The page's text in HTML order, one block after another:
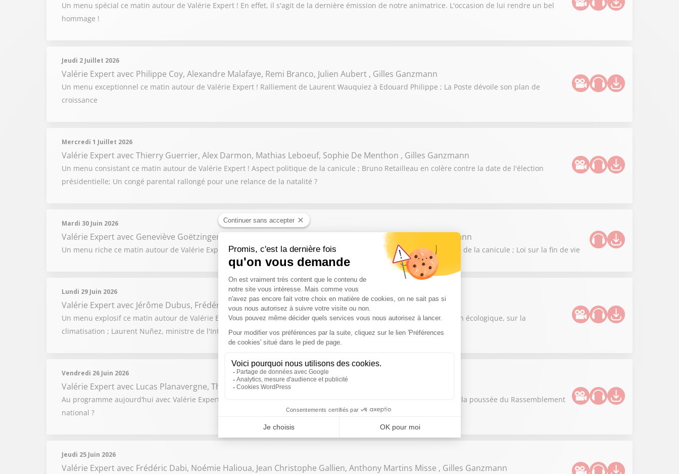
Un menu spécial ce matin autour de Valérie Expert ! En effet, il s'agit de la dernière émission de notre animatrice. L'occasion de lui rendre un bel
hommage !
Jeudi 2 Juillet 2026
Valérie Expertavec Philippe Coy, Alexandre Malafaye, Remi Branco, Julien Aubert , Gilles Ganzmann
Un menu exceptionnel ce matin autour de Valérie Expert ! Ralliement de Laurent Wauquiez à Edouard Philippe ; La Poste dévoile son plan de
croissance
Mercredi 1 Juillet 2026
Valérie Expertavec Thierry Guerrier, Alex Darmon, Mathias Leboeuf, Sophie De Menthon , Gilles Ganzmann
Un menu consistant ce matin autour de Valérie Expert ! Aspect politique de la canicule ; Bruno Retailleau en colère contre la date de l'élection
présidentielle; Un congé parental rallongé pour une relance de la natalité ?
Mardi 30 Juin 2026
Valérie Expertavec Geneviève Goëtzinger, Jacques Myard, Gilles Platret, Arnaud Benedetti, Gilles Ganzmann
Un menu riche ce matin autour de Valérie Expert ! Sandrine Rousseau veut censurer le gouvernement pour la gestion de la canicule ; Loi sur la fin de vie
Lundi 29 Juin 2026
Valérie Expertavec Jérôme Dubus, Frédéric Fougerat , Mehdy Raïche, Rachida Kaaout , Gilles Ganzmann
Un menu explosif ce matin autour de Valérie Expert ! Propos polémiques de Monique Barbut, ministre de la Transition écologique, sur la
climatisation ; Laurent Nuñez, ministre de l'Intérieur, qui refuse de parler d'"ensauvagement"
Vendredi 26 Juin 2026
Valérie Expertavec Lucas Planavergne, Theo Am Saadi, Arnaud Stéphan, Jean-Claude Beaujour
Au programme aujourd’hui avec Valérie Expert et ses invités : Jordan Bardella domine les sondages. Comprenez-vous la poussée du Rassemblement
national ?
Jeudi 25 Juin 2026
Valérie Expertavec Frédéric Dabi, Noémie Halioua, Jean Christophe Gallien, Anthony Martins Misse , Gilles Ganzmann